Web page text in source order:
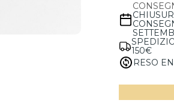
150€
RESO